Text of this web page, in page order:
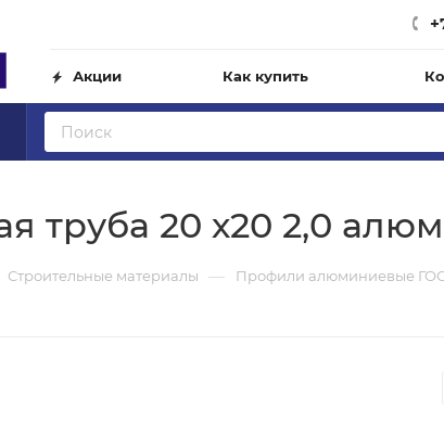
Акции Как купить
труба 20 х20 2,0
Строительные материалы — Профили алюминиевые